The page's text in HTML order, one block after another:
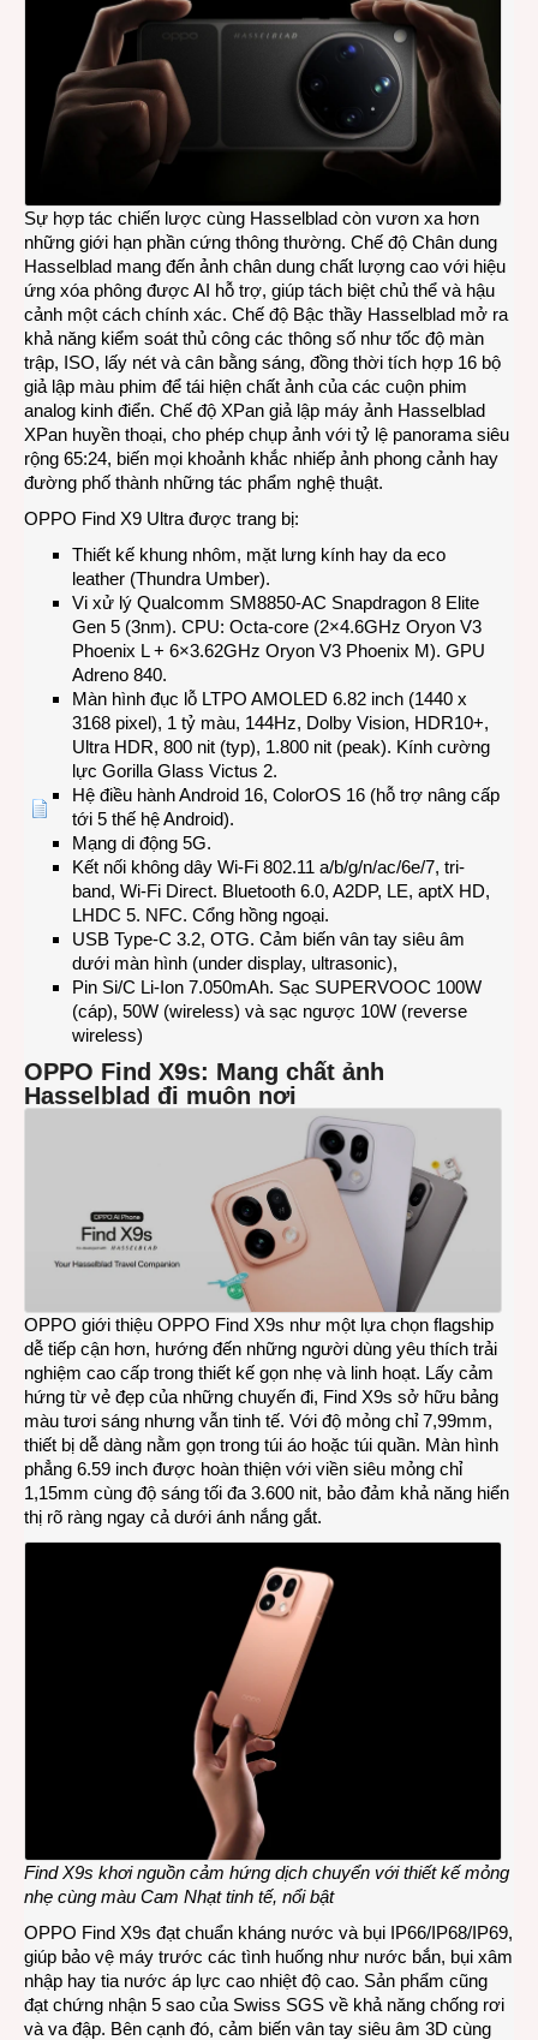
Sự hợp tác chiến lược cùng Hasselblad còn vươn xa hơn
những giới hạn phần cứng thông thường. Chế độ Chân dung
Hasselblad mang đến ảnh chân dung chất lượng cao với hiệu
ứng xóa phông được AI hỗ trợ, giúp tách biệt chủ thể và hậu
cảnh một cách chính xác. Chế độ Bậc thầy Hasselblad mở ra
khả năng kiểm soát thủ công các thông số như tốc độ màn
trập, ISO, lấy nét và cân bằng sáng, đồng thời tích hợp 16 bộ
giả lập màu phim để tái hiện chất ảnh của các cuộn phim
analog kinh điển. Chế độ XPan giả lập máy ảnh Hasselblad
XPan huyền thoại, cho phép chụp ảnh với tỷ lệ panorama siêu
rộng 65:24, biến mọi khoảnh khắc nhiếp ảnh phong cảnh hay
đường phố thành những tác phẩm nghệ thuật.
OPPO Find X9 Ultra được trang bị:
Thiết kế khung nhôm, mặt lưng kính hay da eco
leather (Thundra Umber).
Vi xử lý Qualcomm SM8850-AC Snapdragon 8 Elite
Gen 5 (3nm). CPU: Octa-core (2×4.6GHz Oryon V3
Phoenix L + 6×3.62GHz Oryon V3 Phoenix M). GPU
Adreno 840.
Màn hình đục lỗ LTPO AMOLED 6.82 inch (1440 x
3168 pixel), 1 tỷ màu, 144Hz, Dolby Vision, HDR10+,
Ultra HDR, 800 nit (typ), 1.800 nit (peak). Kính cường
lực Gorilla Glass Victus 2.
Hệ điều hành Android 16, ColorOS 16 (hỗ trợ nâng cấp
tới 5 thế hệ Android).
Mạng di động 5G.
Kết nối không dây Wi-Fi 802.11 a/b/g/n/ac/6e/7, tri-
band, Wi-Fi Direct. Bluetooth 6.0, A2DP, LE, aptX HD,
LHDC 5. NFC. Cổng hồng ngoại.
USB Type-C 3.2, OTG. Cảm biến vân tay siêu âm
dưới màn hình (under display, ultrasonic),
Pin Si/C Li-Ion 7.050mAh. Sạc SUPERVOOC 100W
(cáp), 50W (wireless) và sạc ngược 10W (reverse
wireless)
OPPO Find X9s: Mang chất ảnh
Hasselblad đi muôn nơi
OPPO giới thiệu OPPO Find X9s như một lựa chọn flagship
dễ tiếp cận hơn, hướng đến những người dùng yêu thích trải
nghiệm cao cấp trong thiết kế gọn nhẹ và linh hoạt. Lấy cảm
hứng từ vẻ đẹp của những chuyến đi, Find X9s sở hữu bảng
màu tươi sáng nhưng vẫn tinh tế. Với độ mỏng chỉ 7,99mm,
thiết bị dễ dàng nằm gọn trong túi áo hoặc túi quần. Màn hình
phẳng 6.59 inch được hoàn thiện với viền siêu mỏng chỉ
1,15mm cùng độ sáng tối đa 3.600 nit, bảo đảm khả năng hiển
thị rõ ràng ngay cả dưới ánh nắng gắt.
Find X9s khơi nguồn cảm hứng dịch chuyển với thiết kế mỏng
nhẹ cùng màu Cam Nhạt tinh tế, nổi bật
OPPO Find X9s đạt chuẩn kháng nước và bụi IP66/IP68/IP69,
giúp bảo vệ máy trước các tình huống như nước bắn, bụi xâm
nhập hay tia nước áp lực cao nhiệt độ cao. Sản phẩm cũng
đạt chứng nhận 5 sao của Swiss SGS về khả năng chống rơi
và va đập. Bên cạnh đó, cảm biến vân tay siêu âm 3D cùng